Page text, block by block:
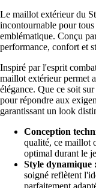
Le maillot extérieur du
incontournable pour
emblématique. Conçu
performance, confort et
Inspiré par l'esprit
maillot extérieur permet
élégance. Que ce soit
pour répondre aux
garantissant un look
Conception
qualité, ce maillot
optimal durant le
Style dynamique :
soigné reflètent